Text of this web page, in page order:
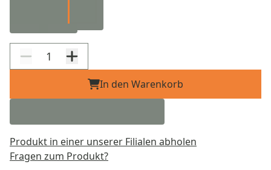
In den Warenkorb
Produkt in einer unserer Filialen abholen
Fragen zum Produkt?